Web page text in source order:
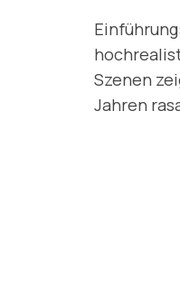
Szenen
Jahren